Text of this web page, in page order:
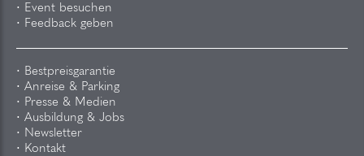
Event besuchen
Feedback geben
Bestpreisgarantie
Anreise & Parking
Presse & Medien
Ausbildung & Jobs
Newsletter
Kontakt